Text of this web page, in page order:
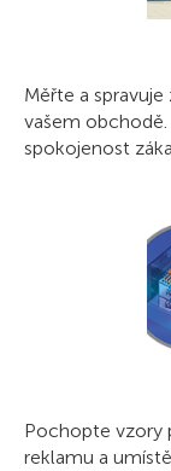
Měřte a
vašem
spokojenost
Pochopte vzory
reklamu a